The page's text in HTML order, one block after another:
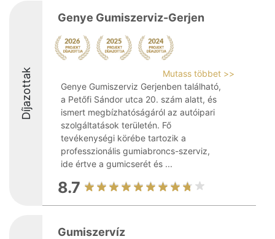
Díjazottak
Genye Gumiszerviz-Gerjen
Mutass többet >>
Genye Gumiszerviz Gerjenben található,
a Petőfi Sándor utca 20. szám alatt, és
ismert megbízhatóságáról az autóipari
szolgáltatások területén. Fő
tevékenységi körébe tartozik a
professzionális gumiabroncs-szerviz,
ide értve a gumicserét és ...
8.7
Gumiszervíz